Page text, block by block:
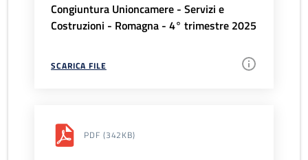
Congiuntura Unioncamere - Servizi e
Costruzioni - Romagna - 4° trimestre 2025
SCARICA FILE
PDF (342KB)